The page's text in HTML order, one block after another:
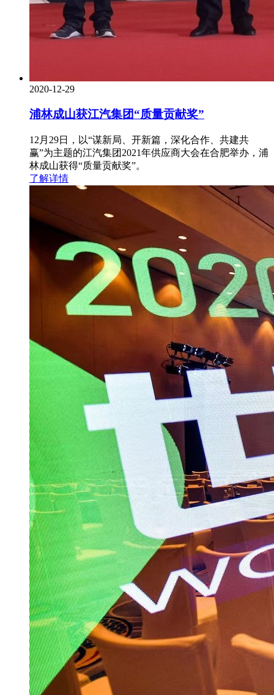
2020-12-29
浦林成山获江汽集团“质量贡献奖”
12月29日，以“谋新局、开新篇，深化合作、共建共
赢”为主题的江汽集团2021年供应商大会在合肥举办，浦
林成山获得“质量贡献奖”。
了解详情